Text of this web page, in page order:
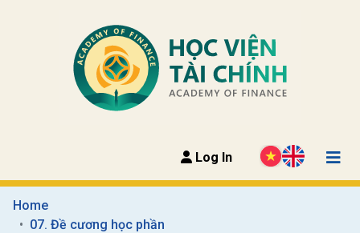
Log In
Home
07. Đề cương học phần